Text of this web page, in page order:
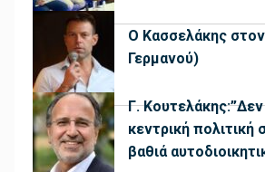
Ο Κασσελάκης
Γερμανού)
Γ. Κουτελάκης:”Δεν
κεντρική πολιτική
βαθιά